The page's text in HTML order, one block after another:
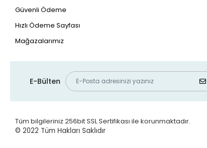
Güvenli Ödeme
Hızlı Ödeme Sayfası
Mağazalarımız
E-Bülten
Tüm bilgileriniz 256bit SSL Sertifikası ile korunmaktadır.
© 2022 Tüm Hakları Saklıdır